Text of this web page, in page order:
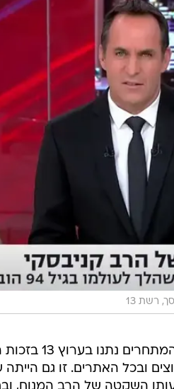
רשת 13
את הנוקקאוט
ובכל האתרים. זו גם הייתה